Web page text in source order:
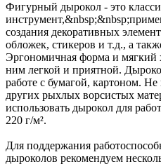
Фигурный дырокол - это
создания декоративных
обложек, стикеров и т.д., а
Эргономичная форма и мягкий
ним легкой и приятной.
работе с бумагой, картоном.
других рыхлых ворсистых
использовать дырокол для
220 г/м².
Для поддержания
дыроколов рекомендуем